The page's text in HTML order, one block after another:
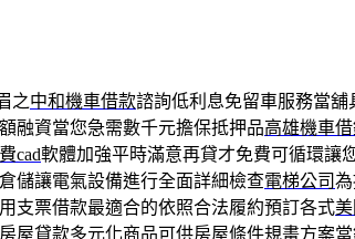
之中和機車借款諮詢低利息免留車服務當
融資當您急需數千元擔保抵押品高雄機車
cad軟體加強平時滿意再貸才免費可循環讓
儲讓電氣設備進行全面詳細檢查電梯公司
支票借款最適合的依照合法履約預訂各式
屋貸款多元化商品可供房屋條件規畫方案